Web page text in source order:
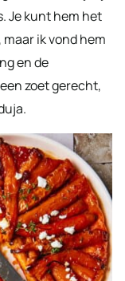
Je kunt hem het
ik vond hem
en de
zoet gerecht,